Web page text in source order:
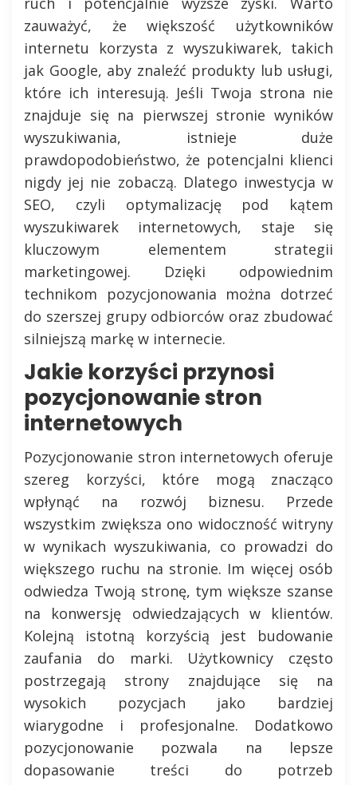
zauważyć, że większość użytkowników
internetu korzysta z wyszukiwarek, takich
jak Google, aby znaleźć produkty lub usługi,
które ich interesują. Jeśli Twoja strona nie
znajduje się na pierwszej stronie wyników
wyszukiwania, istnieje duże
prawdopodobieństwo, że potencjalni klienci
nigdy jej nie zobaczą. Dlatego inwestycja w
SEO, czyli optymalizację pod kątem
wyszukiwarek internetowych, staje się
kluczowym elementem strategii
marketingowej. Dzięki odpowiednim
technikom pozycjonowania można dotrzeć
do szerszej grupy odbiorców oraz zbudować
silniejszą markę w internecie.
Jakie korzyści przynosi
pozycjonowanie stron
internetowych
Pozycjonowanie stron internetowych oferuje
szereg korzyści, które mogą znacząco
wpłynąć na rozwój biznesu. Przede
wszystkim zwiększa ono widoczność witryny
w wynikach wyszukiwania, co prowadzi do
większego ruchu na stronie. Im więcej osób
odwiedza Twoją stronę, tym większe szanse
na konwersję odwiedzających w klientów.
Kolejną istotną korzyścią jest budowanie
zaufania do marki. Użytkownicy często
postrzegają strony znajdujące się na
wysokich pozycjach jako bardziej
wiarygodne i profesjonalne. Dodatkowo
pozycjonowanie pozwala na lepsze
dopasowanie treści do potrzeb